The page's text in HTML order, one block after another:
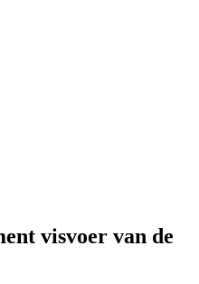
visvoer van de